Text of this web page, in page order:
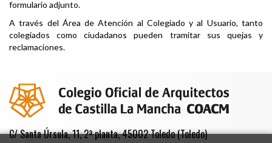
formulario adjunto.
A través del Área de Atención al Colegiado y al Usuario, tanto
colegiados como ciudadanos pueden tramitar sus quejas y
reclamaciones.
C/ Santa Úrsula, 11, 2ª planta, 45002 Toledo (Toledo)